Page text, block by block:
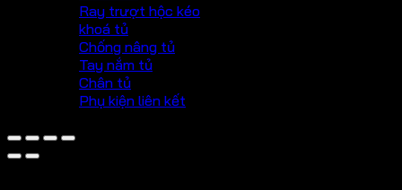
Ray trượt hộc kéo
khoá tủ
Chống nâng tủ
Tay nắm tủ
Chân tủ
Phụ kiện liên kết